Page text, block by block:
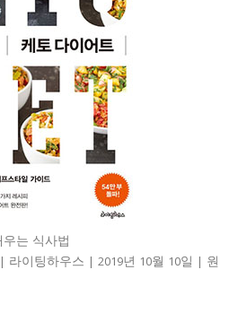
는 식사법
라이팅하우스 | 2019년 10월 10일 | 원